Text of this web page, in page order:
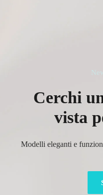
Cerchi
vista
Modelli eleganti e